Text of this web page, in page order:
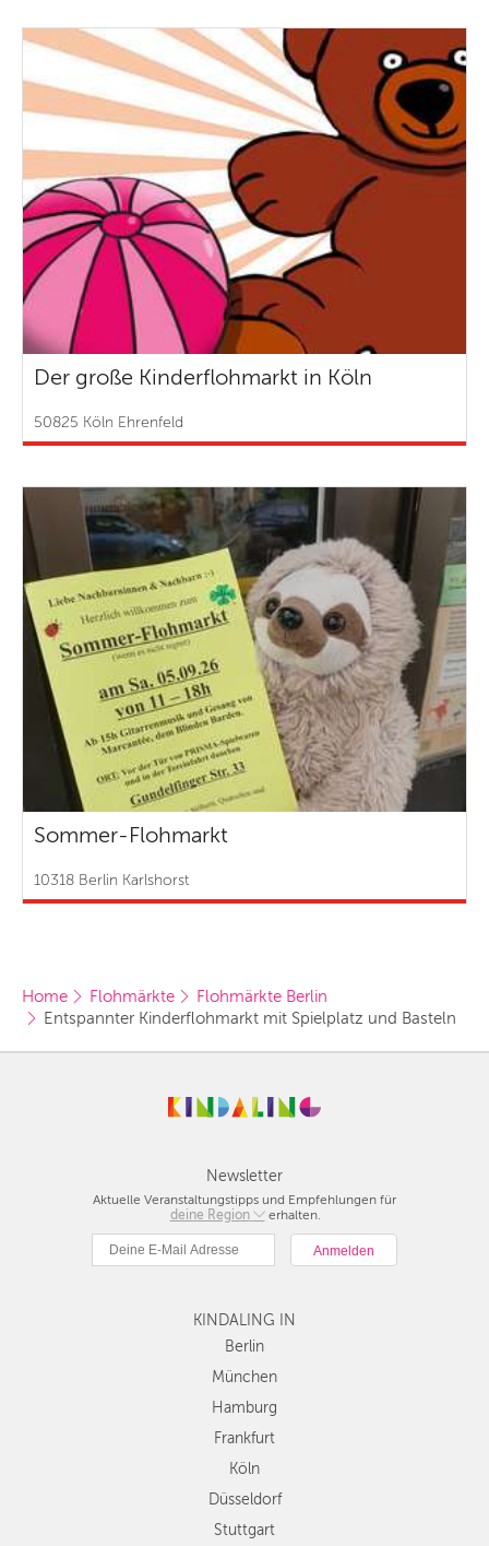
Der große Kinderflohmarkt in Köln
50825 Köln Ehrenfeld
Sommer-Flohmarkt
10318 Berlin Karlshorst
Home Flohmärkte
Flohmärkte Berlin
Entspannter Kinderflohmarkt mit Spielplatz und Basteln
Newsletter
Aktuelle Veranstaltungstipps und Empfehlungen für
deine Region
Berlin
Hamburg
Köln
Düsseldorf
Stuttgart
Essen
Dresden
Nürnberg
Wien
erhalten.
KINDALING IN
Berlin
München
Hamburg
Frankfurt
Köln
Düsseldorf
Stuttgart